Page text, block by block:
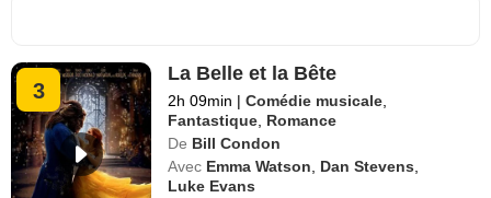
3
La Belle et la Bête
2h 09min | Comédie musicale
Fantastique Romance
De Bill Condon
Avec Emma Watson Dan Stevens
Luke Evans